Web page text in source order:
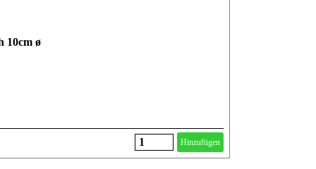
10cm ø
Hinzufügen